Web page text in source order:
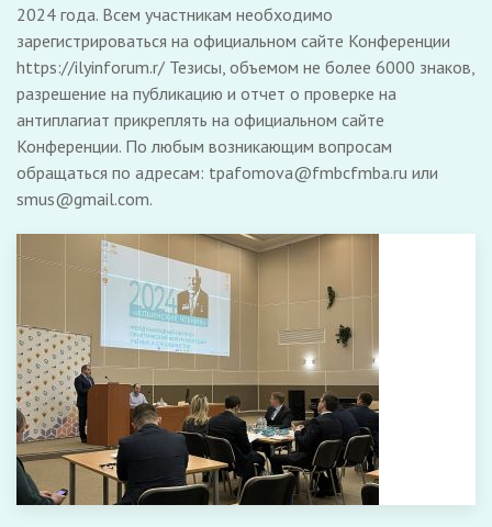
2024 года. Всем участникам необходимо
зарегистрироваться на официальном сайте Конференции
https://ilyinforum.r/ Тезисы, объемом не более 6000 знаков,
разрешение на публикацию и отчет о проверке на
антиплагиат прикреплять на официальном сайте
Конференции. По любым возникающим вопросам
обращаться по адресам: tpafomova@fmbcfmba.ru или
smus@gmail.com.